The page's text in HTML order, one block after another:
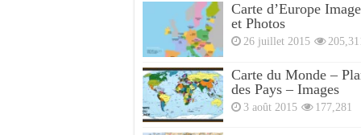
Carte d’Europe
et Photos
26 juillet 2015
Carte du Monde –
des Pays – Images
3 août 2015 177,281